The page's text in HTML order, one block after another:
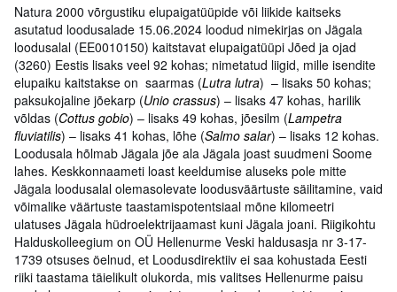
Natura 2000 võrgustiku elupaigatüüpide või liikide kaitseks
asutatud loodusalade 15.06.2024 loodud nimekirjas on Jägala
loodusalal (EE0010150) kaitstavat elupaigatüüpi Jõed ja ojad
(3260) Eestis lisaks veel 92 kohas; nimetatud liigid, mille isendite
elupaiku kaitstakse on saarmas (Lutra lutra) – lisaks 50 kohas;
paksukojaline jõekarp (Unio crassus) – lisaks 47 kohas, harilik
võldas (Cottus gobio) – lisaks 49 kohas, jõesilm (Lampetra
fluviatilis) – lisaks 41 kohas, lõhe (Salmo salar) – lisaks 12 kohas.
Loodusala hõlmab Jägala jõe ala Jägala joast suudmeni Soome
lahes. Keskkonnaameti loast keeldumise aluseks pole mitte
Jägala loodusalal olemasolevate loodusväärtuste säilitamine, vaid
võimalike väärtuste taastamispotentsiaal mõne kilomeetri
ulatuses Jägala hüdroelektrijaamast kuni Jägala joani. Riigikohtu
Halduskolleegium on OÜ Hellenurme Veski haldusasja nr 3-17-
1739 otsuses öelnud, et Loodusdirektiiv ei saa kohustada Eesti
riiki taastama täielikult olukorda, mis valitses Hellenurme paisu